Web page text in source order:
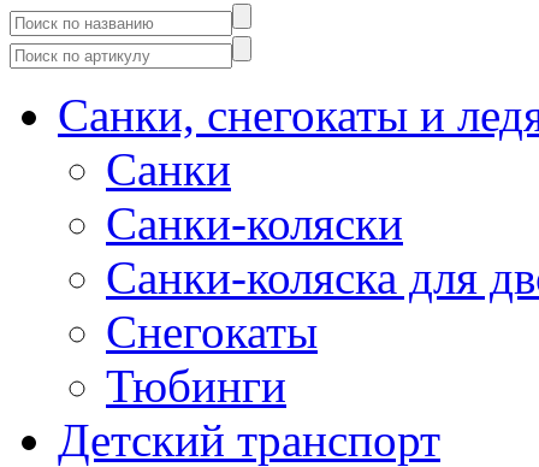
Санки, снегокаты и
Санки
Санки-коляски
Санки-коляска для
Снегокаты
Тюбинги
Детский транспорт